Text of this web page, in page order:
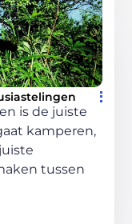
is de juiste
kamperen,
tussen